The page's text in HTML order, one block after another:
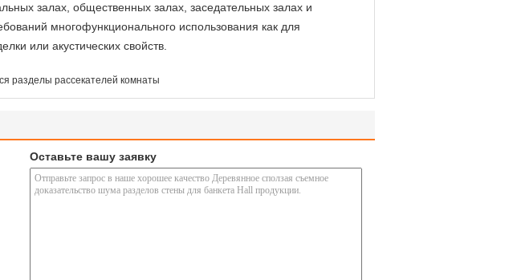
залах, общественных залах, заседательных залах и
многофункционального использования как для
или акустических свойств.
разделы рассекателей комнаты
Оставьте вашу заявку